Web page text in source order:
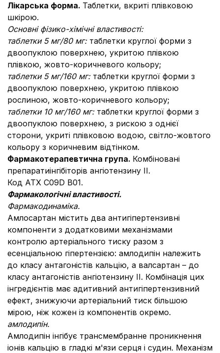
Лікарська форма. Таблетки, вкриті плівковою
шкірою.
Основні фізико-хімічні властивості:
таблетки 5 мг/80 мг:таблетки круглої форми з
двоопуклою поверхнею, укритою плівкою
плівкою, жовто-коричневого кольору;
таблетки 5 мг/160 мг:таблетки круглої форми з
двоопуклою поверхнею, укритою плівкою
рослиною, жовто-коричневого кольору;
таблетки 10 мг/160 мг:таблетки круглої форми з
двоопуклою поверхнею, з рискою з однієї
сторони, укриті плівковою водою, світло-жовтого
кольору з коричневим відтінком.
Фармакотерапевтична група. Комбіновані
препаратиінгібіторів ангіотензину ІІ.
Код АТХ С09D B01.
Фармакологічні властивості.
Фармакодинаміка.
Амлосартан містить два антигіпертензивні
компоненти з додатковими механізмами
контролю артеріального тиску разом з
есенціальною гіпертензією: амлодипін належить
до класу антагоністів кальцію, а валсартан – до
класу антагоністів ангіотензину ІІ. Комбінація цих
інгредієнтів має адитивний антигіпертензивний
ефект, знижуючи артеріальний тиск більшою
мірою, ніж кожен із компонентів окремо.
амлодипін.
Амлодипін інгібує трансмембранне проникнення
іонів кальцію в гладкі м'язи серця і судин. Механізм